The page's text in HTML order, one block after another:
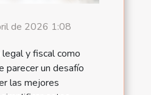
de 2026 1:08
y fiscal como
parecer un desafío
las mejores